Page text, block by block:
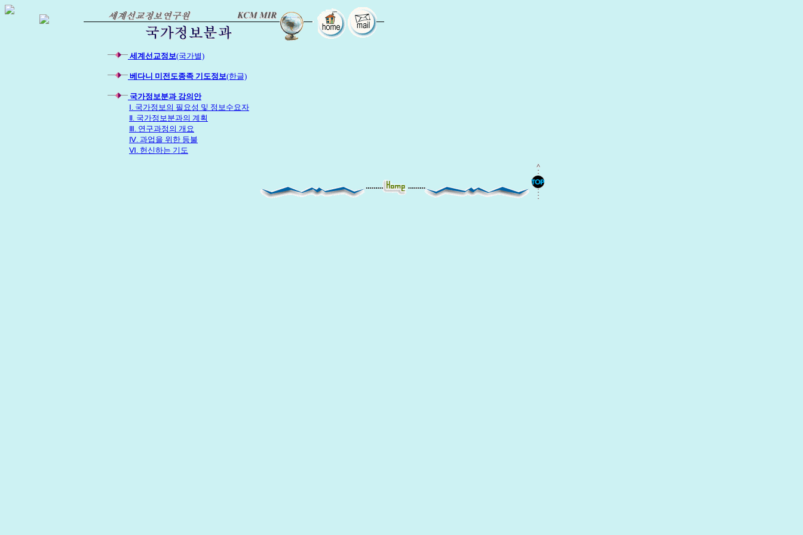
세계선교정보(국가별)
베다니 미전도종족 기도정보(한글)
국가정보분과 강의안
Ⅰ. 국가정보의 필요성 및 정보수요자
Ⅱ. 국가정보분과의 계획
Ⅲ. 연구과정의 개요
Ⅳ. 과업을 위한 등불
Ⅵ. 헌신하는 기도